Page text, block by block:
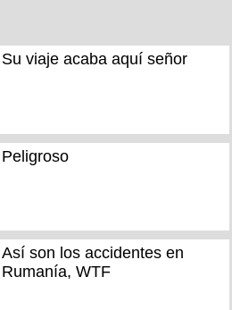
Su viaje acaba aquí señor
Peligroso
Así son los accidentes en
Rumanía, WTF